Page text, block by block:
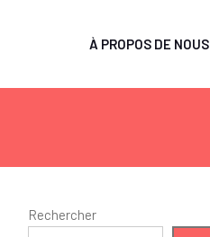
À PROPOS DE NOUS
Rechercher